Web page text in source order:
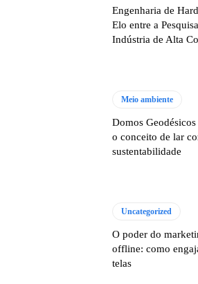
Engenharia de
Elo entre a
Indústria de Alta
Meio ambiente
Domos
o conceito de lar
sustentabilidade
Uncategorized
O poder do
offline: como
telas